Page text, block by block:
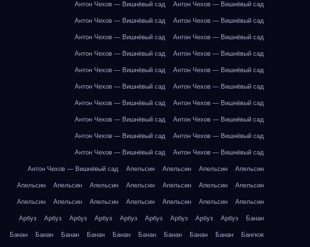
Антон Чехов — Вишнёвый сад Антон Чехов — Вишнёвый сад
Антон Чехов — Вишнёвый сад Антон Чехов — Вишнёвый сад
Антон Чехов — Вишнёвый сад Антон Чехов — Вишнёвый сад
Антон Чехов — Вишнёвый сад Антон Чехов — Вишнёвый сад
Антон Чехов — Вишнёвый сад Антон Чехов — Вишнёвый сад
Антон Чехов — Вишнёвый сад Антон Чехов — Вишнёвый сад
Антон Чехов — Вишнёвый сад Антон Чехов — Вишнёвый сад
Антон Чехов — Вишнёвый сад Антон Чехов — Вишнёвый сад
Антон Чехов — Вишнёвый сад Антон Чехов — Вишнёвый сад
Антон Чехов — Вишнёвый сад Антон Чехов — Вишнёвый сад
Антон Чехов — Вишнёвый сад Апельсин Апельсин Апельсин Апельсин
Апельсин Апельсин Апельсин Апельсин Апельсин Апельсин Апельсин
Апельсин Апельсин Апельсин Апельсин Апельсин Апельсин Апельсин
Арбуз Арбуз Арбуз Арбуз Арбуз Арбуз Арбуз Арбуз Арбуз Банан
Банан Банан Банан Банан Банан Банан Банан Банан Банан Бангкок